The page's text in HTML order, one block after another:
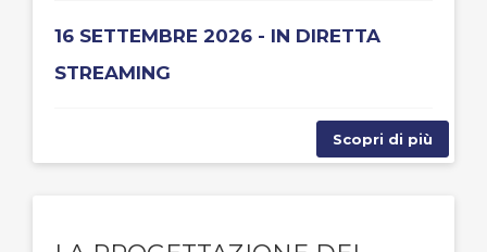
16 SETTEMBRE 2026 - IN DIRETTA
STREAMING
Scopri di più